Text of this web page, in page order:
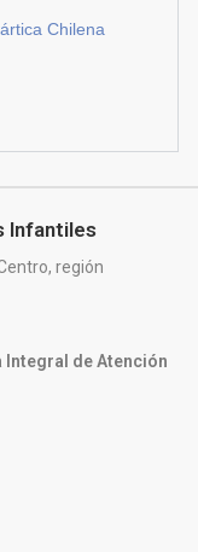
Chilena
Infantiles
región
Integral de Atención